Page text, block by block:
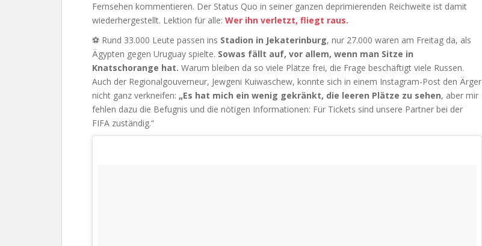
Fernsehen kommentieren. Der Status Quo in seiner ganzen deprimierenden Reichweite ist damit
wiederhergestellt. Lektion für alle: Wer ihn verletzt, fliegt raus.
⚽ Rund 33.000 Leute passen ins Stadion in Jekaterinburg, nur 27.000 waren am Freitag da, als
Ägypten gegen Uruguay spielte. Sowas fällt auf, vor allem, wenn man Sitze in
Knatschorange hat. Warum bleiben da so viele Plätze frei, die Frage beschäftigt viele Russen.
Auch der Regionalgouverneur, Jewgeni Kuiwaschew, konnte sich in einem Instagram-Post den Ärger
nicht ganz verkneifen: „Es hat mich ein wenig gekränkt, die leeren Plätze zu sehen, aber mir
fehlen dazu die Befugnis und die nötigen Informationen: Für Tickets sind unsere Partner bei der
FIFA zuständig.“